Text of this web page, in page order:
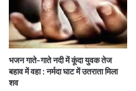
भजन गाते-गाते नदी में कूंदा युवक तेज
बहाव में वहा : नर्मदा घाट में उतराता मिला
शव